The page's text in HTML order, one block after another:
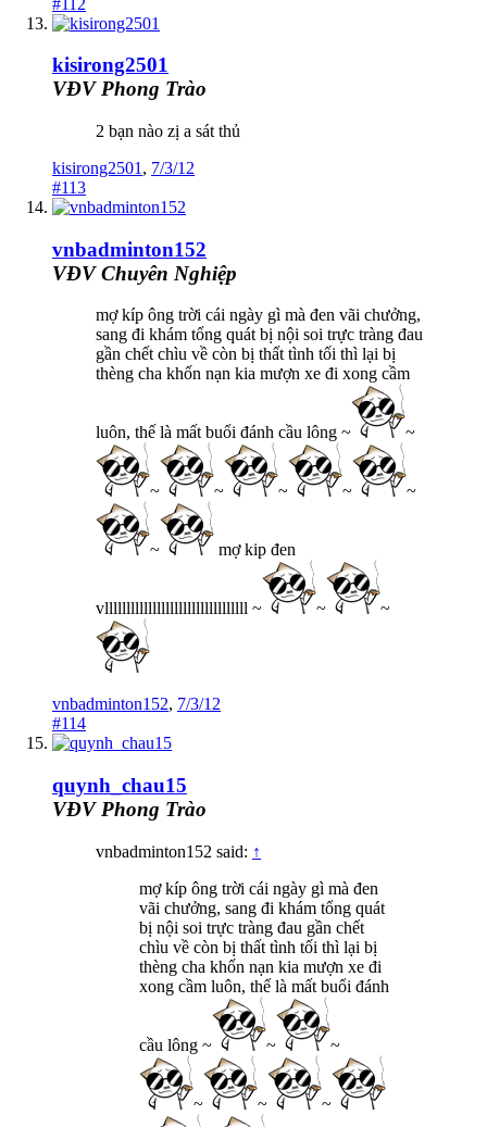
kisirong2501
VĐV Phong Trào
2 bạn nào zị a sát thủ
kisirong2501 , 7/3/12
#113
vnbadminton152
VĐV Chuyên Nghiệp
mợ kíp ông trời cái ngày gì mà đen vãi chưởng,
sang đi khám tổng quát bị nội soi trực tràng đau
gần chết chìu về còn bị thất tình tối thì lại bị
thèng cha khốn nạn kia mượn xe đi xong cầm
luôn, thế là mất buổi đánh cầu lông ~ ~
~ ~ ~ ~ ~
~ mợ kip đen
vlllllllllllllllllllllllllllllllll ~ ~ ~
vnbadminton152, 7/3/12
#114
quynh_chau15
VĐV Phong Trào
vnbadminton152 said: ↑
mợ kíp ông trời cái ngày gì mà đen
vãi chưởng, sang đi khám tổng quát
bị nội soi trực tràng đau gần chết
chìu về còn bị thất tình tối thì lại bị
thèng cha khốn nạn kia mượn xe đi
xong cầm luôn, thế là mất buổi đánh
cầu lông ~ ~ ~
~ ~ ~